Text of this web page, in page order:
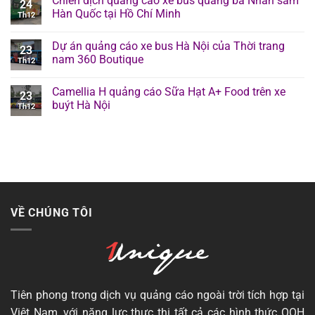
24
Th12
Hàn Quốc tại Hồ Chí Minh
23
Th12
Dự án quảng cáo xe bus Hà Nội của Thời trang
nam 360 Boutique
23
Th12
Camellia H quảng cáo Sữa Hạt A+ Food trên xe
buýt Hà Nội
VỀ CHÚNG TÔI
Tiên phong trong dịch vụ quảng cáo ngoài trời tích hợp tại